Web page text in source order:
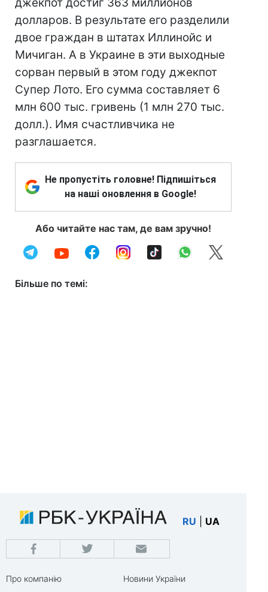
долларов. В результате его разделили
двое граждан в штатах Иллинойс и
Мичиган. А в Украине в эти выходные
сорван первый в этом году джекпот
Супер Лото. Его сумма составляет 6
млн 600 тыс. гривень (1 млн 270 тыс.
долл.). Имя счастливчика не
разглашается.
Не пропустіть головне! Підпишіться
на наші оновлення в Google!
Або читайте нас там, де вам зручно!
Більше по темі:
RU UA
Про компанію
Новини України